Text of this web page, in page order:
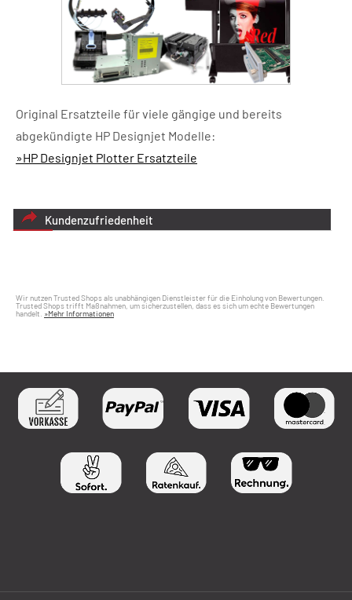
Original Ersatzteile für viele gängige und bereits
abgekündigte HP Designjet Modelle:
»HP Designjet Plotter Ersatzteile
Kundenzufriedenheit
Wir nutzen Trusted Shops als unabhängigen Dienstleister für die Einholung von Bewertungen.
Trusted Shops trifft Maßnahmen, um sicherzustellen, dass es sich um echte Bewertungen
handelt. »Mehr Informationen